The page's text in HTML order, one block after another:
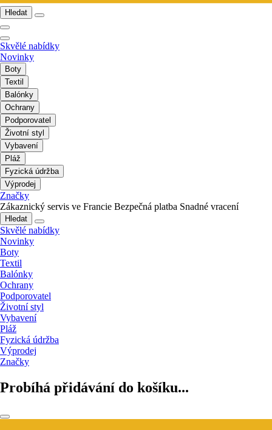
Hledat
Skvělé nabídky
Novinky
Boty
Textil
Balónky
Ochrany
Podporovatel
Životní styl
Vybavení
Pláž
Fyzická údržba
Výprodej
Značky
Zákaznický servis ve Francie Bezpečná platba Snadné vracení
Hledat
Skvělé nabídky
Novinky
Boty
Textil
Balónky
Ochrany
Podporovatel
Životní styl
Vybavení
Pláž
Fyzická údržba
Výprodej
Značky
Probíhá přidávání do košíku...